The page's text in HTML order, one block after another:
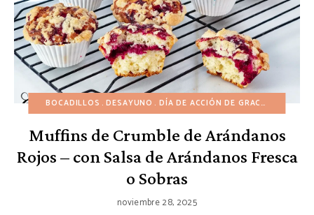
BOCADILLOS DESAYUNO DÍA DE ACCIÓN DE GRACIAS
Muffins de Crumble de Arándanos
Rojos – con Salsa de Arándanos Fresca
o Sobras
noviembre 28, 2025